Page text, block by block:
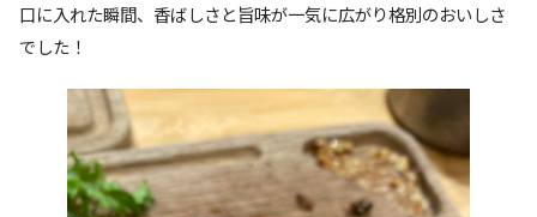
口に入れた瞬間、香ばしさと旨味が一気に広がり格別のおいしさ
でした！